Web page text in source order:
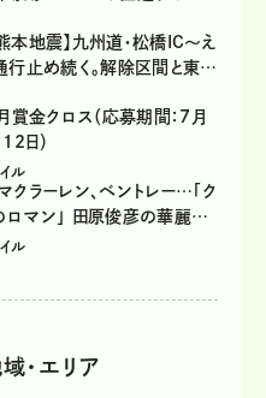
本地震】九州道・松橋IC～え
行止め続く。解除区間と東九
ート
金クロス（応募期間：7月
日）
ル
クラーレン、ベントレー…「ク
ロマン」 田原俊彦の華麗な
ル
・エリア